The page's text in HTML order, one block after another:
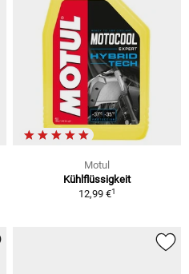
Motul
Kühlflüssigkeit
12,99 €1